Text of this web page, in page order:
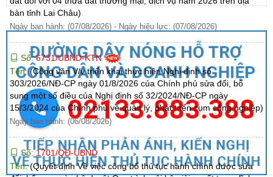
bàn tỉnh Lai Châu)
Ngày ban hành: (07/08/2026) - Ngày hiệu lực: (07/08/2026)
Số:6731/UBND-KTN
Tên:(Công văn V/v triển khai thực hiện Nghị định số
303/2026/NĐ-CP ngày 01/8/2026 của Chính phủ sửa đổi, bổ
sung một số điều của Nghị định số 32/2024/NĐ-CP ngày
15/3/2024 của Chính phủ về quản lý, phát triển cụm công nghiệp)
Ngày ban hành: (06/08/2026)
Số:1701/QĐ-UBND
Tên:(Quyết định Về việc công bố thủ tục hành chính được sửa